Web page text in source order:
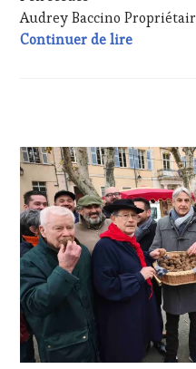
TOURISME,
PRODUCTEURS
SOMMELIER,
SALONS
INTERNATIONAUX,
SPOT
BY,
TASTING
MOVIE,
VAR,
VIGNOBLES
WINE
TASTING
VOUCHER,
Audrey Baccino
Continuer de lireRésultats
VITICOLE,
ADHÉRENT,
VIN
TOURISME,
INVITATIONS
&
DÉGUSTATIONS,
WINE
TASTING
VAR